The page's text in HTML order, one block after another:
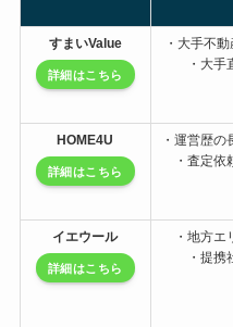
すまいValue
詳細はこちら
・大手不
・大
HOME4U
詳細はこちら
・運営歴
・査定
イエウール
詳細はこちら
・地方
・提